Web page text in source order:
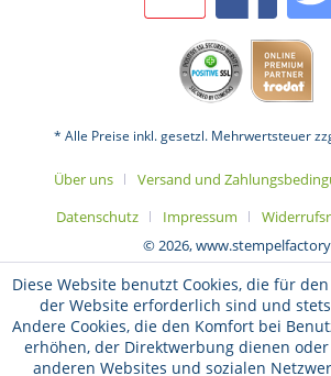
* Alle Preise inkl. gesetzl. Mehrwertsteuer
Über uns Versand und
Datenschutz
Impressum
© 2026,
Diese Website benutzt Cookies, die für
der Website erforderlich sind und
Andere Cookies, die den Komfort bei
erhöhen, der Direktwerbung dienen
anderen Websites und sozialen